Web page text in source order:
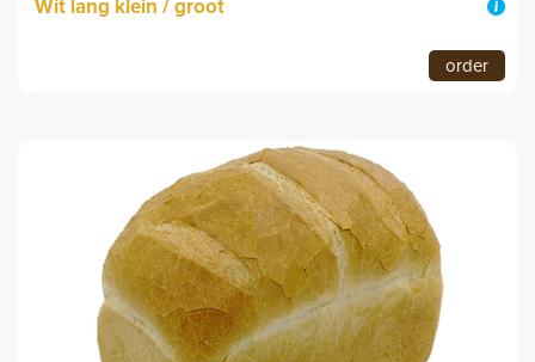
Wit lang klein / groot
order